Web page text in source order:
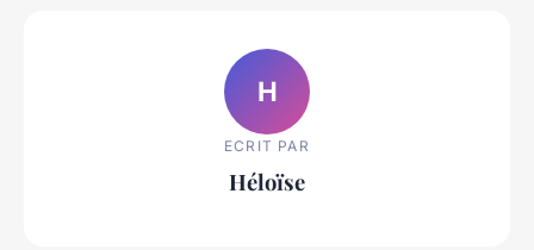
H
ECRIT PAR
Héloïse